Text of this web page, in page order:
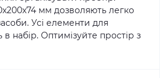
мм дозволяють легко
Усі елементи для
набір. Оптимізуйте простір з